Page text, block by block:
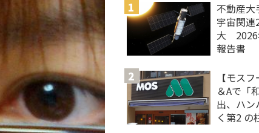
不動産大
宇宙関連
大 2026
報告書
【モス
＆Aで「
出、ハ
く第2 の